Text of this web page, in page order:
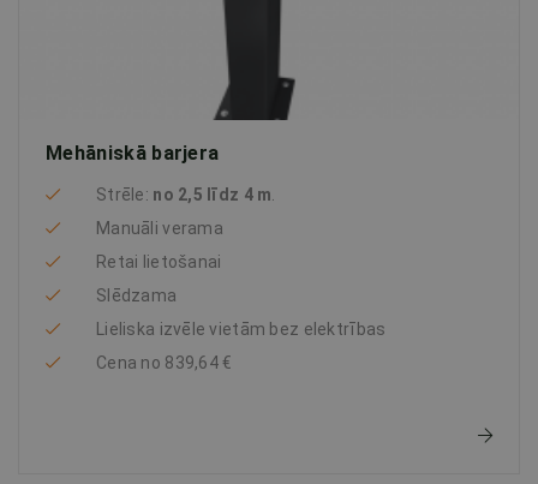
Mehāniskā barjera
Strēle: no 2,5 līdz 4 m
Manuāli verama
Retai lietošanai
Slēdzama
Lieliska izvēle vietām bez elektrības
Cena no 839,64 €